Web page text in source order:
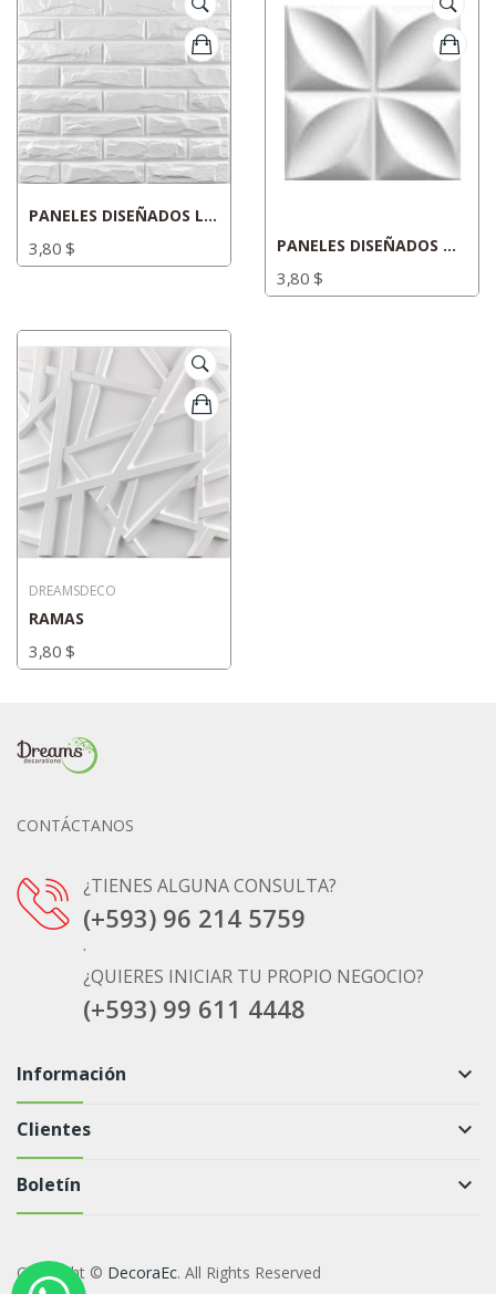
PANELES DISEÑADOS LADRILLOS
3,80 $ PANELES DISEÑADOS OVOIDE
3,80 $
DREAMSDECO
RAMAS
3,80 $
CONTÁCTANOS
¿TIENES ALGUNA CONSULTA?
(+593) 96 214 5759
.
¿QUIERES INICIAR TU PROPIO NEGOCIO?
(+593) 99 611 4448
Información keyboard_arrow_down
Clientes keyboard_arrow_down
Boletín keyboard_arrow_down
Copyright © DecoraEc. All Rights Reserved